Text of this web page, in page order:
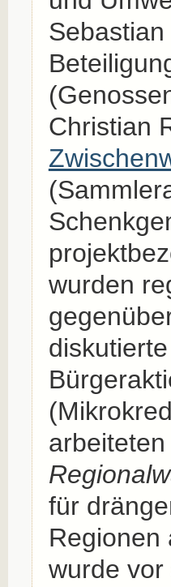
Christian
wurden
für
Regionen
wurde vor